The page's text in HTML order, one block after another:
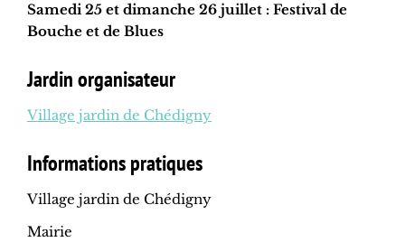
Samedi 25 et dimanche 26 juillet : Festival de
Bouche et de Blues
Jardin organisateur
Village jardin de Chédigny
Informations pratiques
Village jardin de Chédigny
Mairie